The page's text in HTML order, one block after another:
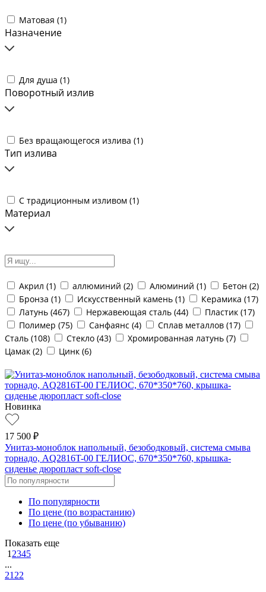
Матовая (1)
Назначение
Для душа (1)
Поворотный излив
Без вращающегося излива (1)
Тип излива
С традиционным изливом (1)
Материал
Акрил (1) аллюминий (2) Алюминий (1) Бетон (2)
Бронза (1) Искусственный камень (1) Керамика (17)
Латунь (467) Нержавеющая сталь (44) Пластик (17)
Полимер (75) Санфаянс (4) Сплав металлов (17)
Сталь (108) Стекло (43) Хромированная латунь (7)
Цамак (2) Цинк (6)
Новинка
17 500 ₽
Унитаз-моноблок напольный, безободковый, система смыва
торнадо, AQ2816T-00 ГЕЛИОС, 670*350*760, крышка-
сиденье дюропласт soft-close
По популярности
По цене (по возрастанию)
По цене (по убыванию)
Показать еще
1 2345
...
21 22